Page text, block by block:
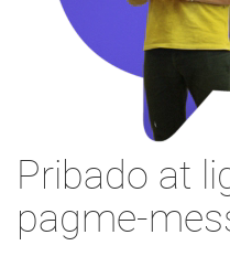
Pribado at
pagme-